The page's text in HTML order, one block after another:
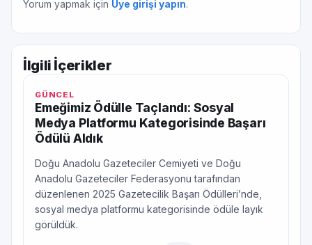
Yorum yapmak için Üye girişi yapın.
İlgili İçerikler
GÜNCEL
Emeğimiz Ödülle Taçlandı: Sosyal
Medya Platformu Kategorisinde Başarı
Ödülü Aldık
Doğu Anadolu Gazeteciler Cemiyeti ve Doğu
Anadolu Gazeteciler Federasyonu tarafından
düzenlenen 2025 Gazetecilik Başarı Ödülleri’nde,
sosyal medya platformu kategorisinde ödüle layık
görüldük.